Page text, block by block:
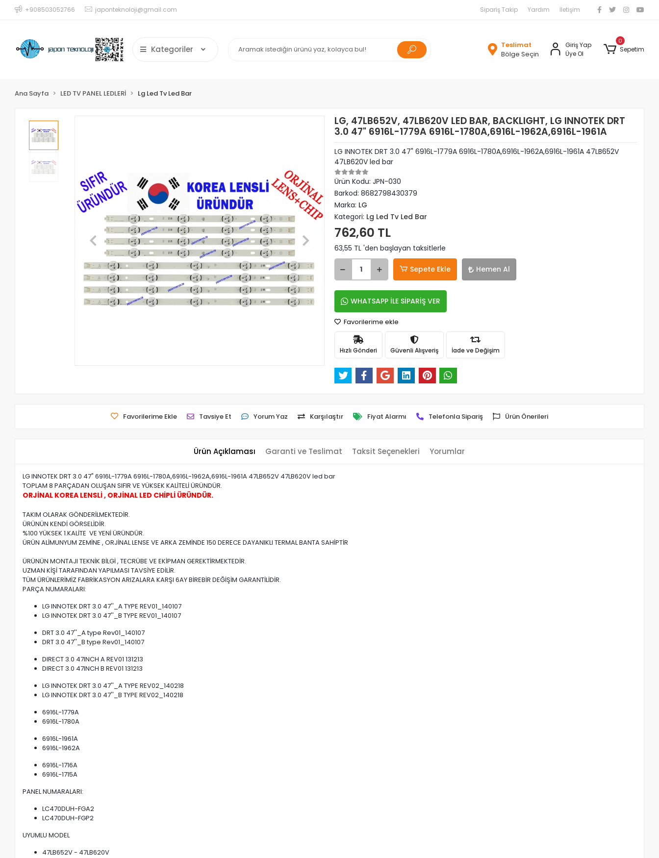
+908503052766 japonteknoloji@gmail.com Sipariş Takip Yardım İletişim
Kategoriler
Teslimat
Bölge Seçin
Giriş Yap
Üye Ol
0
Sepetim
Ana Sayfa LED TV PANEL LEDLERİ Lg Led Tv Led Bar
LG, 47LB652V, 47LB620V LED BAR, BACKLIGHT, LG INNOTEK DRT
3.0 47" 6916L-1779A 6916L-1780A,6916L-1962A,6916L-1961A
LG INNOTEK DRT 3.0 47" 6916L-1779A 6916L-1780A,6916L-1962A,6916L-1961A 47LB652V
47LB620V led bar
Ürün Kodu: JPN-030
Barkod: 8682798430379
Marka: LG
Kategori: Lg Led Tv Led Bar
762,60 TL
63,55 TL 'den başlayan taksitlerle
Sepete Ekle Hemen Al
WHATSAPP İLE SİPARİŞ VER
Favorilerime ekle
Hızlı Gönderi Güvenli Alışveriş İade ve Değişim
Favorilerime Ekle Tavsiye Et Yorum Yaz Karşılaştır Fiyat Alarmı Telefonla Sipariş Ürün Önerileri
Ürün Açıklaması Garanti ve Teslimat Taksit Seçenekleri Yorumlar
LG INNOTEK DRT 3.0 47" 6916L-1779A 6916L-1780A,6916L-1962A,6916L-1961A 47LB652V 47LB620V led bar
TOPLAM 8 PARÇADAN OLUŞAN SIFIR VE YÜKSEK KALİTELİ ÜRÜNDÜR.
ORJİNAL KOREA LENSLİ , ORJİNAL LED CHİPLİ ÜRÜNDÜR.
TAKIM OLARAK GÖNDERİLMEKTEDİR.
ÜRÜNÜN KENDİ GÖRSELİDİR.
%100 YÜKSEK 1.KALİTE VE YENİ ÜRÜNDÜR.
ÜRÜN ALİMUNYUM ZEMİNE , ORJİNAL LENSE VE ARKA ZEMİNDE 150 DERECE DAYANIKLI TERMAL BANTA SAHİPTİR
ÜRÜNÜN MONTAJI TEKNİK BİLGİ , TECRÜBE VE EKİPMAN GEREKTİRMEKTEDİR.
UZMAN KİŞİ TARAFINDAN YAPILMASI TAVSİYE EDİLİR.
TÜM ÜRÜNLERİMİZ FABRİKASYON ARIZALARA KARŞI 6AY BİREBİR DEĞİŞİM GARANTİLİDİR.
PARÇA NUMARALARI:
LG INNOTEK DRT 3.0 47''_A TYPE REV01_140107
LG INNOTEK DRT 3.0 47''_B TYPE REV01_140107
DRT 3.0 47''_A type Rev01_140107
DRT 3.0 47''_B type Rev01_140107
DIRECT 3.0 47INCH A REV01 131213
DIRECT 3.0 47INCH B REV01 131213
LG INNOTEK DRT 3.0 47''_A TYPE REV02_140218
LG INNOTEK DRT 3.0 47''_B TYPE REV02_140218
6916L-1779A
6916L-1780A
6916L-1961A
6916L-1962A
6916L-1716A
6916L-1715A
PANEL NUMARALARI:
LC470DUH-FGA2
LC470DUH-FGP2
UYUMLU MODEL
47LB652V - 47LB620V